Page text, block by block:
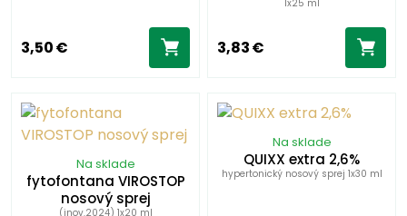
3,50 €
1x25 ml
3,83 €
Na sklade
fytofontana VIROSTOP
nosový sprej
(inov.2024) 1x20 ml
Na sklade
QUIXX extra 2,6%
hypertonický nosový sprej 1x30 ml